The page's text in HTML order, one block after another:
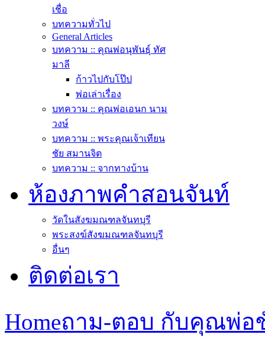
เชื่อ
บทความทั่วไป
General Articles
บทความ :: คุณพ่อนุพันธุ์ ทัศ
มาลี
ก้าวไปกับโป๊ป
พ่อเล่าเรื่อง
บทความ :: คุณพ่อเอนก นาม
วงษ์
บทความ :: พระคุณเจ้าเทียน
ชัย สมานจิต
บทความ :: จากทางบ้าน
ห้องภาพคำสอนจันท์
วัดในสังฆมณฑลจันทบุรี
พระสงฆ์สังฆมณฑลจันทบุรี
อื่นๆ
ติดต่อเรา
Homeถาม-ตอบ กับคุณพ่อ